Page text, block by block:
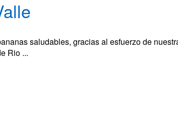
saludables, gracias al esfuerzo de
Rio ...